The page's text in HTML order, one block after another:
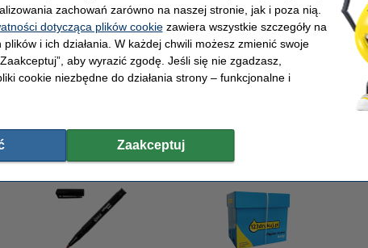
pakowych, 123drukuj
zachowań zarówno na naszej stronie, jak i poza nią.
dotycząca plików cookiezawiera wszystkie szczegóły na
i ich działania. W każdej chwili możesz zmienić swoje
aby wyrazić zgodę. Jeśli się nie zgadzasz,
cookie niezbędne do działania strony – funkcjonalne i
Zaakceptuj